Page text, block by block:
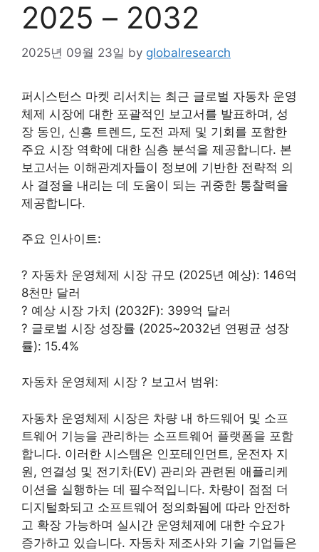
2025 – 2032
2025년 09월 23일 by globalresearch
퍼시스턴스 마켓 리서치는 최근 글로벌 자동차 운영
체제 시장에 대한 포괄적인 보고서를 발표하며, 성
장 동인, 신흥 트렌드, 도전 과제 및 기회를 포함한
주요 시장 역학에 대한 심층 분석을 제공합니다. 본
보고서는 이해관계자들이 정보에 기반한 전략적 의
사 결정을 내리는 데 도움이 되는 귀중한 통찰력을
제공합니다.
주요 인사이트:
? 자동차 운영체제 시장 규모 (2025년 예상): 146억
8천만 달러
? 예상 시장 가치 (2032F): 399억 달러
? 글로벌 시장 성장률 (2025~2032년 연평균 성장
률): 15.4%
자동차 운영체제 시장 ? 보고서 범위:
자동차 운영체제 시장은 차량 내 하드웨어 및 소프
트웨어 기능을 관리하는 소프트웨어 플랫폼을 포함
합니다. 이러한 시스템은 인포테인먼트, 운전자 지
원, 연결성 및 전기차(EV) 관리와 관련된 애플리케
이션을 실행하는 데 필수적입니다. 차량이 점점 더
디지털화되고 소프트웨어 정의화됨에 따라 안전하
고 확장 가능하며 실시간 운영체제에 대한 수요가
증가하고 있습니다. 자동차 제조사와 기술 기업들은